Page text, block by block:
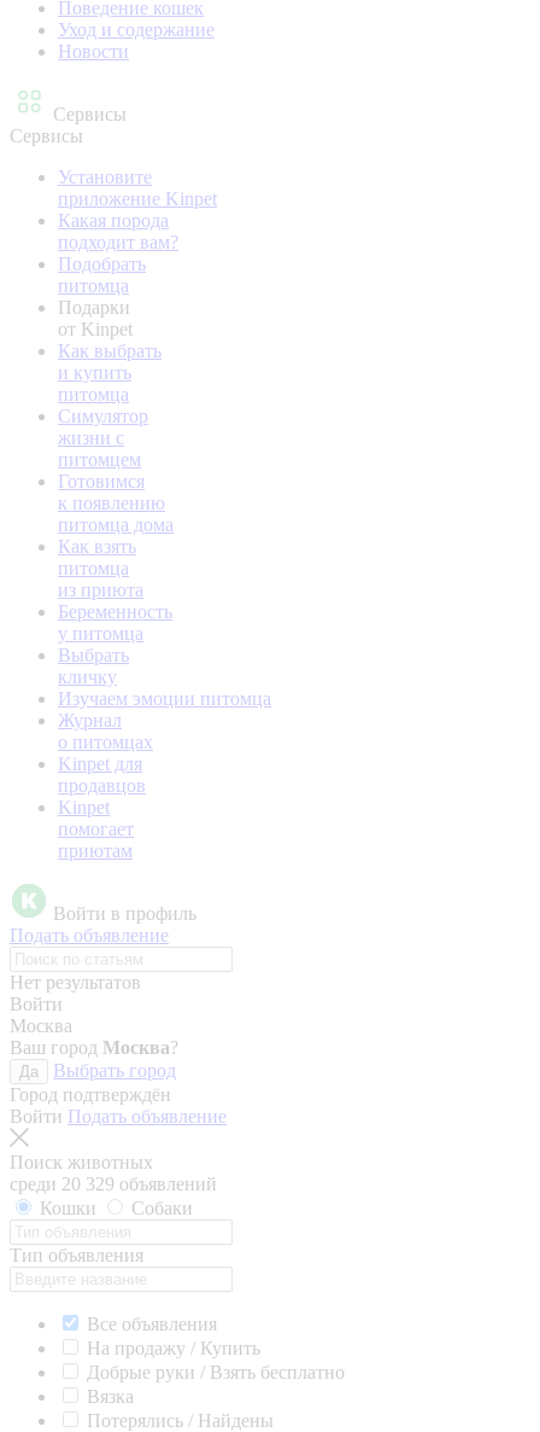
Поведение кошек
Уход и содержание
Новости
Сервисы
Сервисы
Установите
приложение Kinpet
Какая порода
подходит вам?
Подобрать
питомца
Подарки
от Kinpet
Как выбрать
и купить
питомца
Симулятор
жизни с
питомцем
Готовимся
к появлению
питомца дома
Как взять
питомца
из приюта
Беременность
у питомца
Выбрать
кличку
Изучаем эмоции питомца
Журнал
о питомцах
Kinpet для
продавцов
Kinpet
помогает
приютам
Войти в профиль
Подать объявление
Нет результатов
Войти
Москва
Ваш город Москва?
Да
Выбрать город
Город подтверждён
Войти Подать объявление
Поиск животных
среди 20 329 объявлений
Кошки
Собаки
Тип объявления
Все объявления
На продажу / Купить
Добрые руки / Взять бесплатно
Вязка
Потерялись / Найдены